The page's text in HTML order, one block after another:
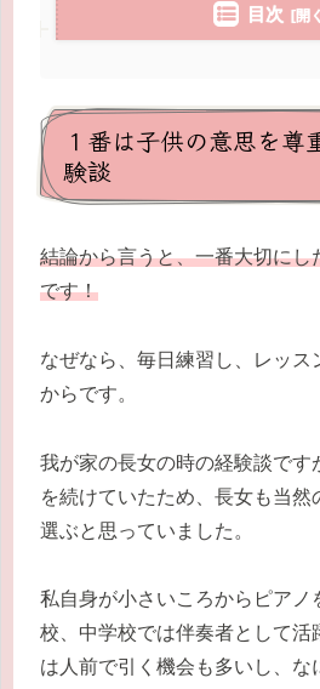
目次
１番は子供の意思を尊
験談
結論から言うと、一番大切にし
です！
なぜなら、毎日練習し、レッス
からです。
我が家の長女の時の経験談です
を続けていたため、長女も当然
選ぶと思っていました。
私自身が小さいころからピアノ
校、中学校では伴奏者として活
は人前で引く機会も多いし、な